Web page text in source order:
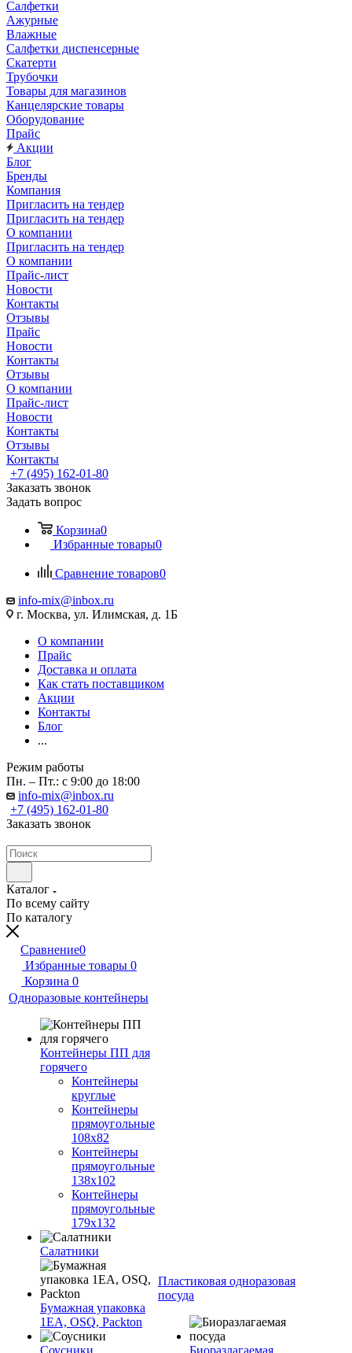
Салфетки
Ажурные
Влажные
Салфетки диспенсерные
Скатерти
Трубочки
Товары для магазинов
Канцелярские товары
Оборудование
Прайс
Акции
Блог
Бренды
Компания
Пригласить на тендер
Пригласить на тендер
О компании
Пригласить на тендер
О компании
Прайс-лист
Новости
Контакты
Отзывы
Прайс
Новости
Контакты
Отзывы
О компании
Прайс-лист
Новости
Контакты
Отзывы
Контакты
+7 (495) 162-01-80
Заказать звонок
Задать вопрос
Корзина0
Избранные товары0
Сравнение товаров0
info-mix@inbox.ru
г. Москва, ул. Илимская, д. 1Б
О компании
Прайс
Доставка и оплата
Как стать поставщиком
Акции
Контакты
Блог
...
Режим работы
Пн. – Пт.: с 9:00 до 18:00
info-mix@inbox.ru
+7 (495) 162-01-80
Заказать звонок
Каталог
По всему сайту
По каталогу
Сравнение0
Избранные товары 0
Корзина 0
Одноразовые контейнеры
Контейнеры ПП для
горячего
Контейнеры
круглые
Контейнеры
прямоугольные
108х82
Контейнеры
прямоугольные
138х102
Контейнеры
прямоугольные
179х132
Салатники
Бумажная упаковка
1ЕА, OSQ, Packton
Соусники
Пластиковая одноразовая
посуда
Биоразлагаемая